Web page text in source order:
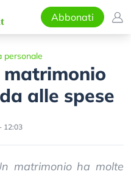
Abbonati
personale
alle spese
12:03
matrimonio ha molte